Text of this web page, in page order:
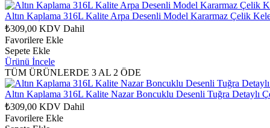
Altın Kaplama 316L Kalite Arpa Desenli Model Kararmaz Çelik
₺309,00 KDV Dahil
Favorilere Ekle
Sepete Ekle
Ürünü İncele
TÜM ÜRÜNLERDE 3 AL 2 ÖDE
Altın Kaplama 316L Kalite Nazar Boncuklu Desenli Tuğra Detaylı
₺309,00 KDV Dahil
Favorilere Ekle